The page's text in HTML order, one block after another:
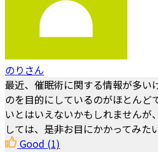
のりさん
最近、催眠術に関する情報が多い
のを目的にしているのがほとんど
いとはいえないかもしれませんが
しては、是非お目にかかってみた
Good (1)